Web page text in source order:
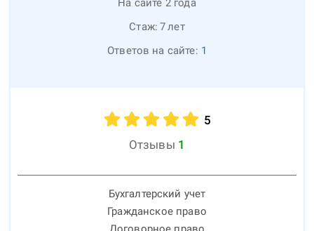
На сайте 2 года
Стаж: 7лет
Ответов на сайте: 1
5
Отзывы 1
Бухгалтерский учет
Гражданское право